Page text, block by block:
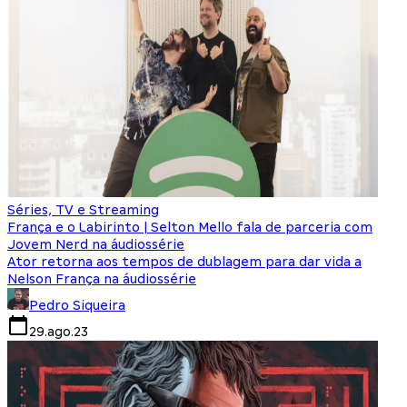
Séries, TV e Streaming
França e o Labirinto | Selton Mello fala de parceria com
Jovem Nerd na áudiossérie
Ator retorna aos tempos de dublagem para dar vida a
Nelson França na áudiossérie
Pedro Siqueira
29.ago.23